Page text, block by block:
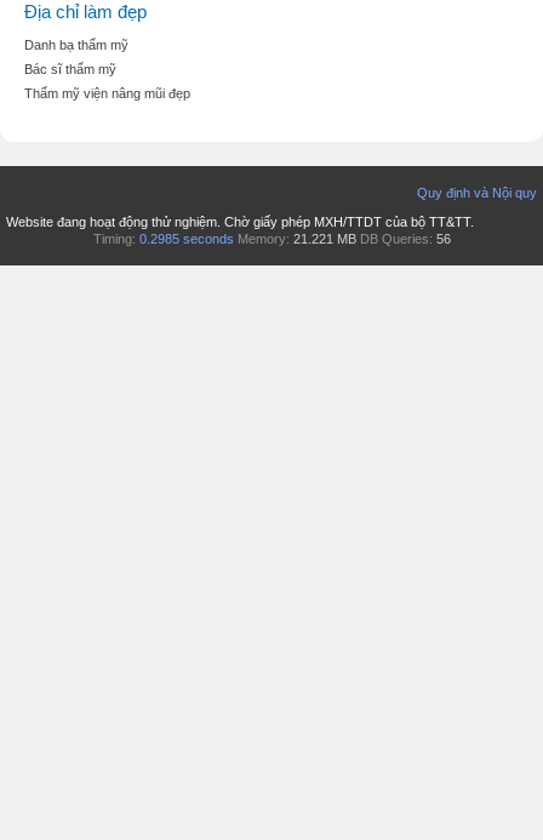
Địa chỉ làm đẹp
Danh bạ thẩm mỹ
Bác sĩ thẩm mỹ
Thẩm mỹ viện nâng mũi đẹp
Quy định và Nội quy
Website đang hoạt động thử nghiệm. Chờ giấy phép MXH/TTDT của bộ TT&TT.
Timing: 0.2985 seconds Memory: 21.221 MB DB Queries: 56